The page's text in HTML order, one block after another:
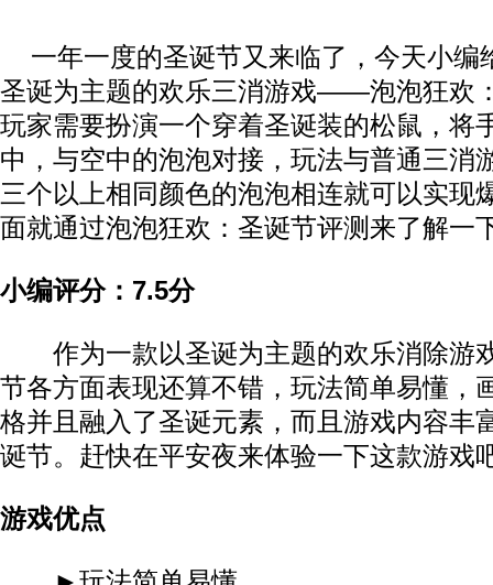
一年一度的圣诞节又来临了，今天小编
圣诞为主题的欢乐三消游戏——泡泡狂欢
玩家需要扮演一个穿着圣诞装的松鼠，将
中，与空中的泡泡对接，玩法与普通三消
三个以上相同颜色的泡泡相连就可以实现
面就通过泡泡狂欢：圣诞节评测来了解一
小编评分：7.5分
作为一款以圣诞为主题的欢乐消除游
节各方面表现还算不错，玩法简单易懂，
格并且融入了圣诞元素，而且游戏内容丰
诞节。赶快在平安夜来体验一下这款游戏
游戏优点